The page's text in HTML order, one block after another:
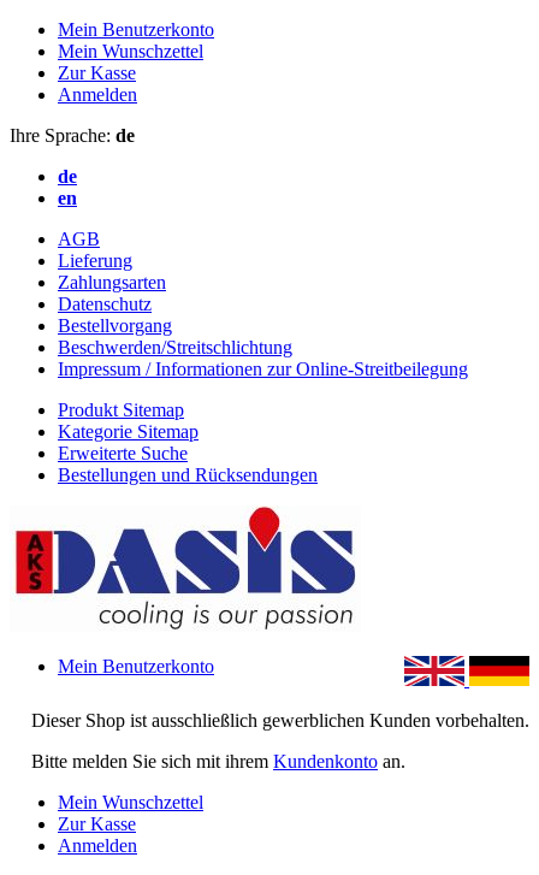
Mein Benutzerkonto
Mein Wunschzettel
Zur Kasse
Anmelden
Ihre Sprache: de
de
en
AGB
Lieferung
Zahlungsarten
Datenschutz
Bestellvorgang
Beschwerden/Streitschlichtung
Impressum / Informationen zur Online-Streitbeilegung
Produkt Sitemap
Kategorie Sitemap
Erweiterte Suche
Bestellungen und Rücksendungen
Dieser Shop ist ausschließlich gewerblichen Kunden vorbehalten.
Bitte melden Sie sich mit ihrem Kundenkonto an.
Mein Benutzerkonto
Mein Wunschzettel
Zur Kasse
Anmelden